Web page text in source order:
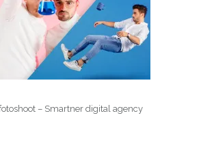
– Smartner digital agency